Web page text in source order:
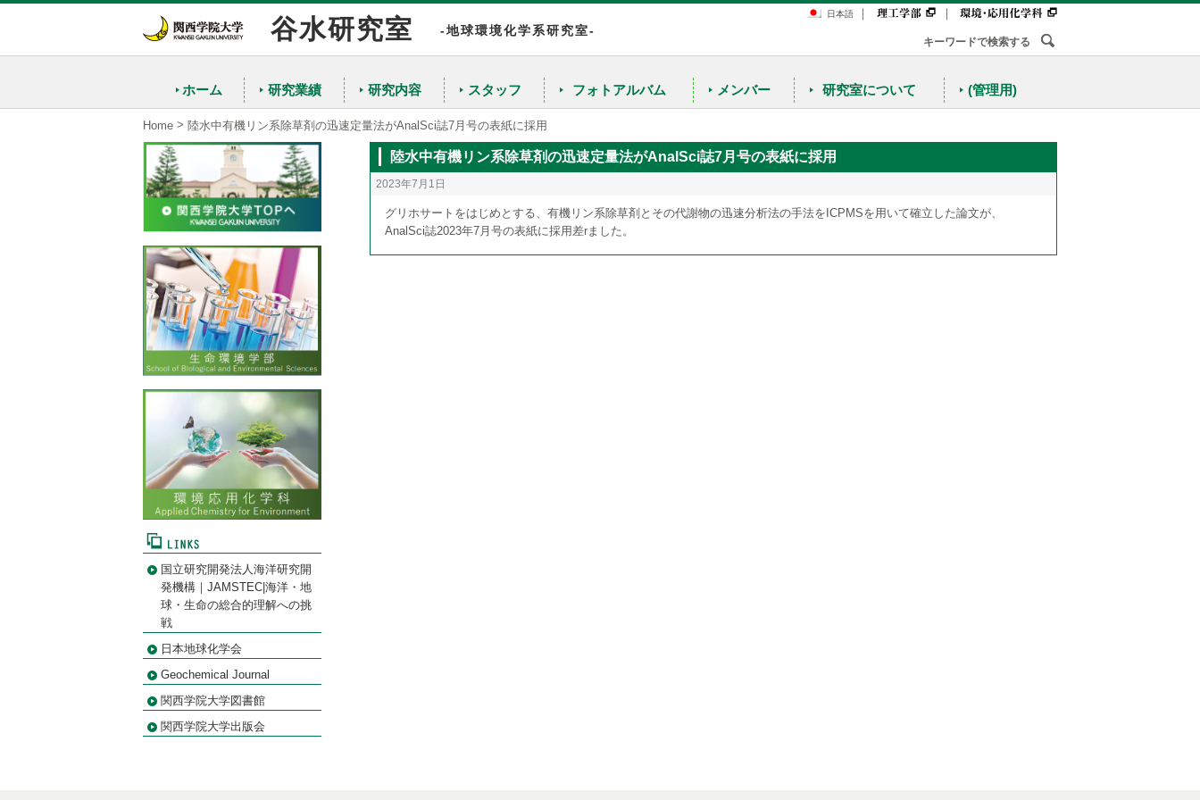
日本語 ｜ ｜
谷水研究室 -地球環境化学系研究室-
ホーム 研究業績
研究内容
陸水の水質解析のための同位体的研究
農産物や工業材料の原産地判別のための同位体指標の確立
スタッフ フォトアルバム メンバー 研究室について (管理用)
Home > 陸水中有機リン系除草剤の迅速定量法がAnalSci誌7月号の表紙に採用
国立研究開発法人海洋研究開
発機構｜JAMSTEC|海洋・地
球・生命の総合的理解への挑
戦
日本地球化学会
Geochemical Journal
関西学院大学図書館
関西学院大学出版会
陸水中有機リン系除草剤の迅速定量法がAnalSci誌7月号の表紙に採用
2023年7月1日
グリホサートをはじめとする、有機リン系除草剤とその代謝物の迅速分析法の手法をICPMSを用いて確立した論文が、
AnalSci誌2023年7月号の表紙に採用差rました。